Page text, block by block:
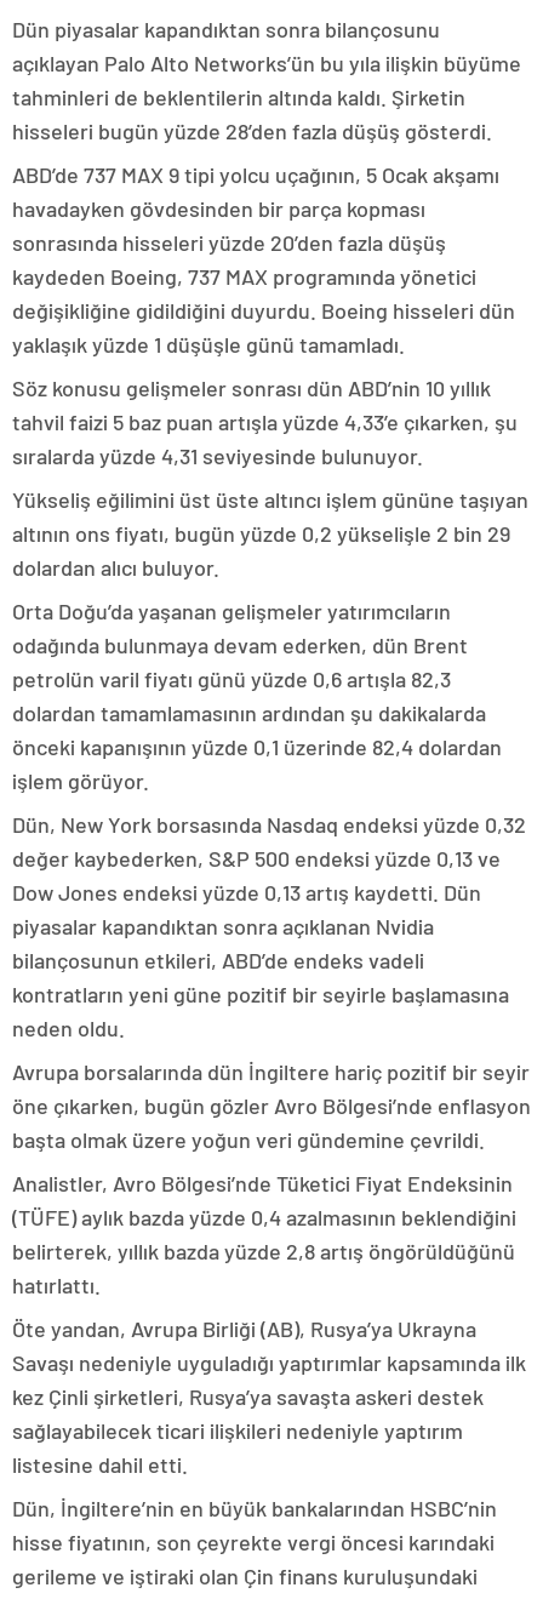
Dün piyasalar kapandıktan sonra bilançosunu
açıklayan Palo Alto Networks’ün bu yıla ilişkin büyüme
tahminleri de beklentilerin altında kaldı. Şirketin
hisseleri bugün yüzde 28’den fazla düşüş gösterdi.
ABD’de 737 MAX 9 tipi yolcu uçağının, 5 Ocak akşamı
havadayken gövdesinden bir parça kopması
sonrasında hisseleri yüzde 20’den fazla düşüş
kaydeden Boeing, 737 MAX programında yönetici
değişikliğine gidildiğini duyurdu. Boeing hisseleri dün
yaklaşık yüzde 1 düşüşle günü tamamladı.
Söz konusu gelişmeler sonrası dün ABD’nin 10 yıllık
tahvil faizi 5 baz puan artışla yüzde 4,33’e çıkarken, şu
sıralarda yüzde 4,31 seviyesinde bulunuyor.
Yükseliş eğilimini üst üste altıncı işlem gününe taşıyan
altının ons fiyatı, bugün yüzde 0,2 yükselişle 2 bin 29
dolardan alıcı buluyor.
Orta Doğu’da yaşanan gelişmeler yatırımcıların
odağında bulunmaya devam ederken, dün Brent
petrolün varil fiyatı günü yüzde 0,6 artışla 82,3
dolardan tamamlamasının ardından şu dakikalarda
önceki kapanışının yüzde 0,1 üzerinde 82,4 dolardan
işlem görüyor.
Dün, New York borsasında Nasdaq endeksi yüzde 0,32
değer kaybederken, S&P 500 endeksi yüzde 0,13 ve
Dow Jones endeksi yüzde 0,13 artış kaydetti. Dün
piyasalar kapandıktan sonra açıklanan Nvidia
bilançosunun etkileri, ABD’de endeks vadeli
kontratların yeni güne pozitif bir seyirle başlamasına
neden oldu.
Avrupa borsalarında dün İngiltere hariç pozitif bir seyir
öne çıkarken, bugün gözler Avro Bölgesi’nde enflasyon
başta olmak üzere yoğun veri gündemine çevrildi.
Analistler, Avro Bölgesi’nde Tüketici Fiyat Endeksinin
(TÜFE) aylık bazda yüzde 0,4 azalmasının beklendiğini
belirterek, yıllık bazda yüzde 2,8 artış öngörüldüğünü
hatırlattı.
Öte yandan, Avrupa Birliği (AB), Rusya’ya Ukrayna
Savaşı nedeniyle uyguladığı yaptırımlar kapsamında ilk
kez Çinli şirketleri, Rusya’ya savaşta askeri destek
sağlayabilecek ticari ilişkileri nedeniyle yaptırım
listesine dahil etti.
Dün, İngiltere’nin en büyük bankalarından HSBC’nin
hisse fiyatının, son çeyrekte vergi öncesi karındaki
gerileme ve iştiraki olan Çin finans kuruluşundaki